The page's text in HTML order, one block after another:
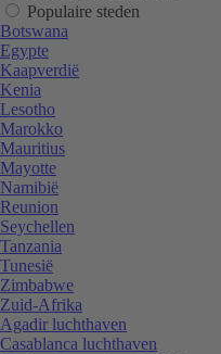
Populaire steden
Botswana
Egypte
Kaapverdië
Kenia
Lesotho
Marokko
Mauritius
Mayotte
Namibië
Reunion
Seychellen
Tanzania
Tunesië
Zimbabwe
Zuid-Afrika
Agadir luchthaven
Casablanca luchthaven